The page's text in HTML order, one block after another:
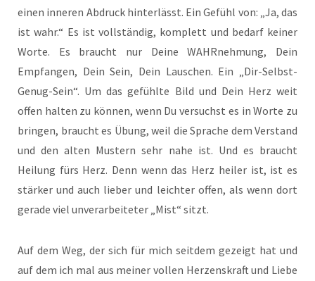
einen inneren Abdruck hinterlässt. Ein Gefühl von: „Ja, das
ist wahr.“ Es ist vollständig, komplett und bedarf keiner
Worte. Es braucht nur Deine WAHRnehmung, Dein
Empfangen, Dein Sein, Dein Lauschen. Ein „Dir-Selbst-
Genug-Sein“. Um das gefühlte Bild und Dein Herz weit
offen halten zu können, wenn Du versuchst es in Worte zu
bringen, braucht es Übung, weil die Sprache dem Verstand
und den alten Mustern sehr nahe ist. Und es braucht
Heilung fürs Herz. Denn wenn das Herz heiler ist, ist es
stärker und auch lieber und leichter offen, als wenn dort
gerade viel unverarbeiteter „Mist“ sitzt.
Auf dem Weg, der sich für mich seitdem gezeigt hat und
auf dem ich mal aus meiner vollen Herzenskraft und Liebe